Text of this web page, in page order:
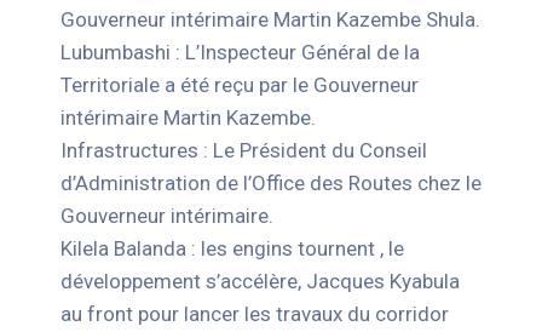
Gouverneur intérimaire Martin Kazembe Shula.
Lubumbashi : L’Inspecteur Général de la
Territoriale a été reçu par le Gouverneur
intérimaire Martin Kazembe.
Infrastructures : Le Président du Conseil
d’Administration de l’Office des Routes chez le
Gouverneur intérimaire.
Kilela Balanda : les engins tournent , le
développement s’accélère, Jacques Kyabula
au front pour lancer les travaux du corridor